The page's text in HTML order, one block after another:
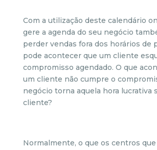
Com a utilização deste calendário
gere a agenda do seu negócio
perder vendas fora dos horários de
pode acontecer que um cliente
compromisso agendado. O que
um cliente não cumpre o
negócio torna aquela hora lucrativa
cliente?
Normalmente, o que os centros